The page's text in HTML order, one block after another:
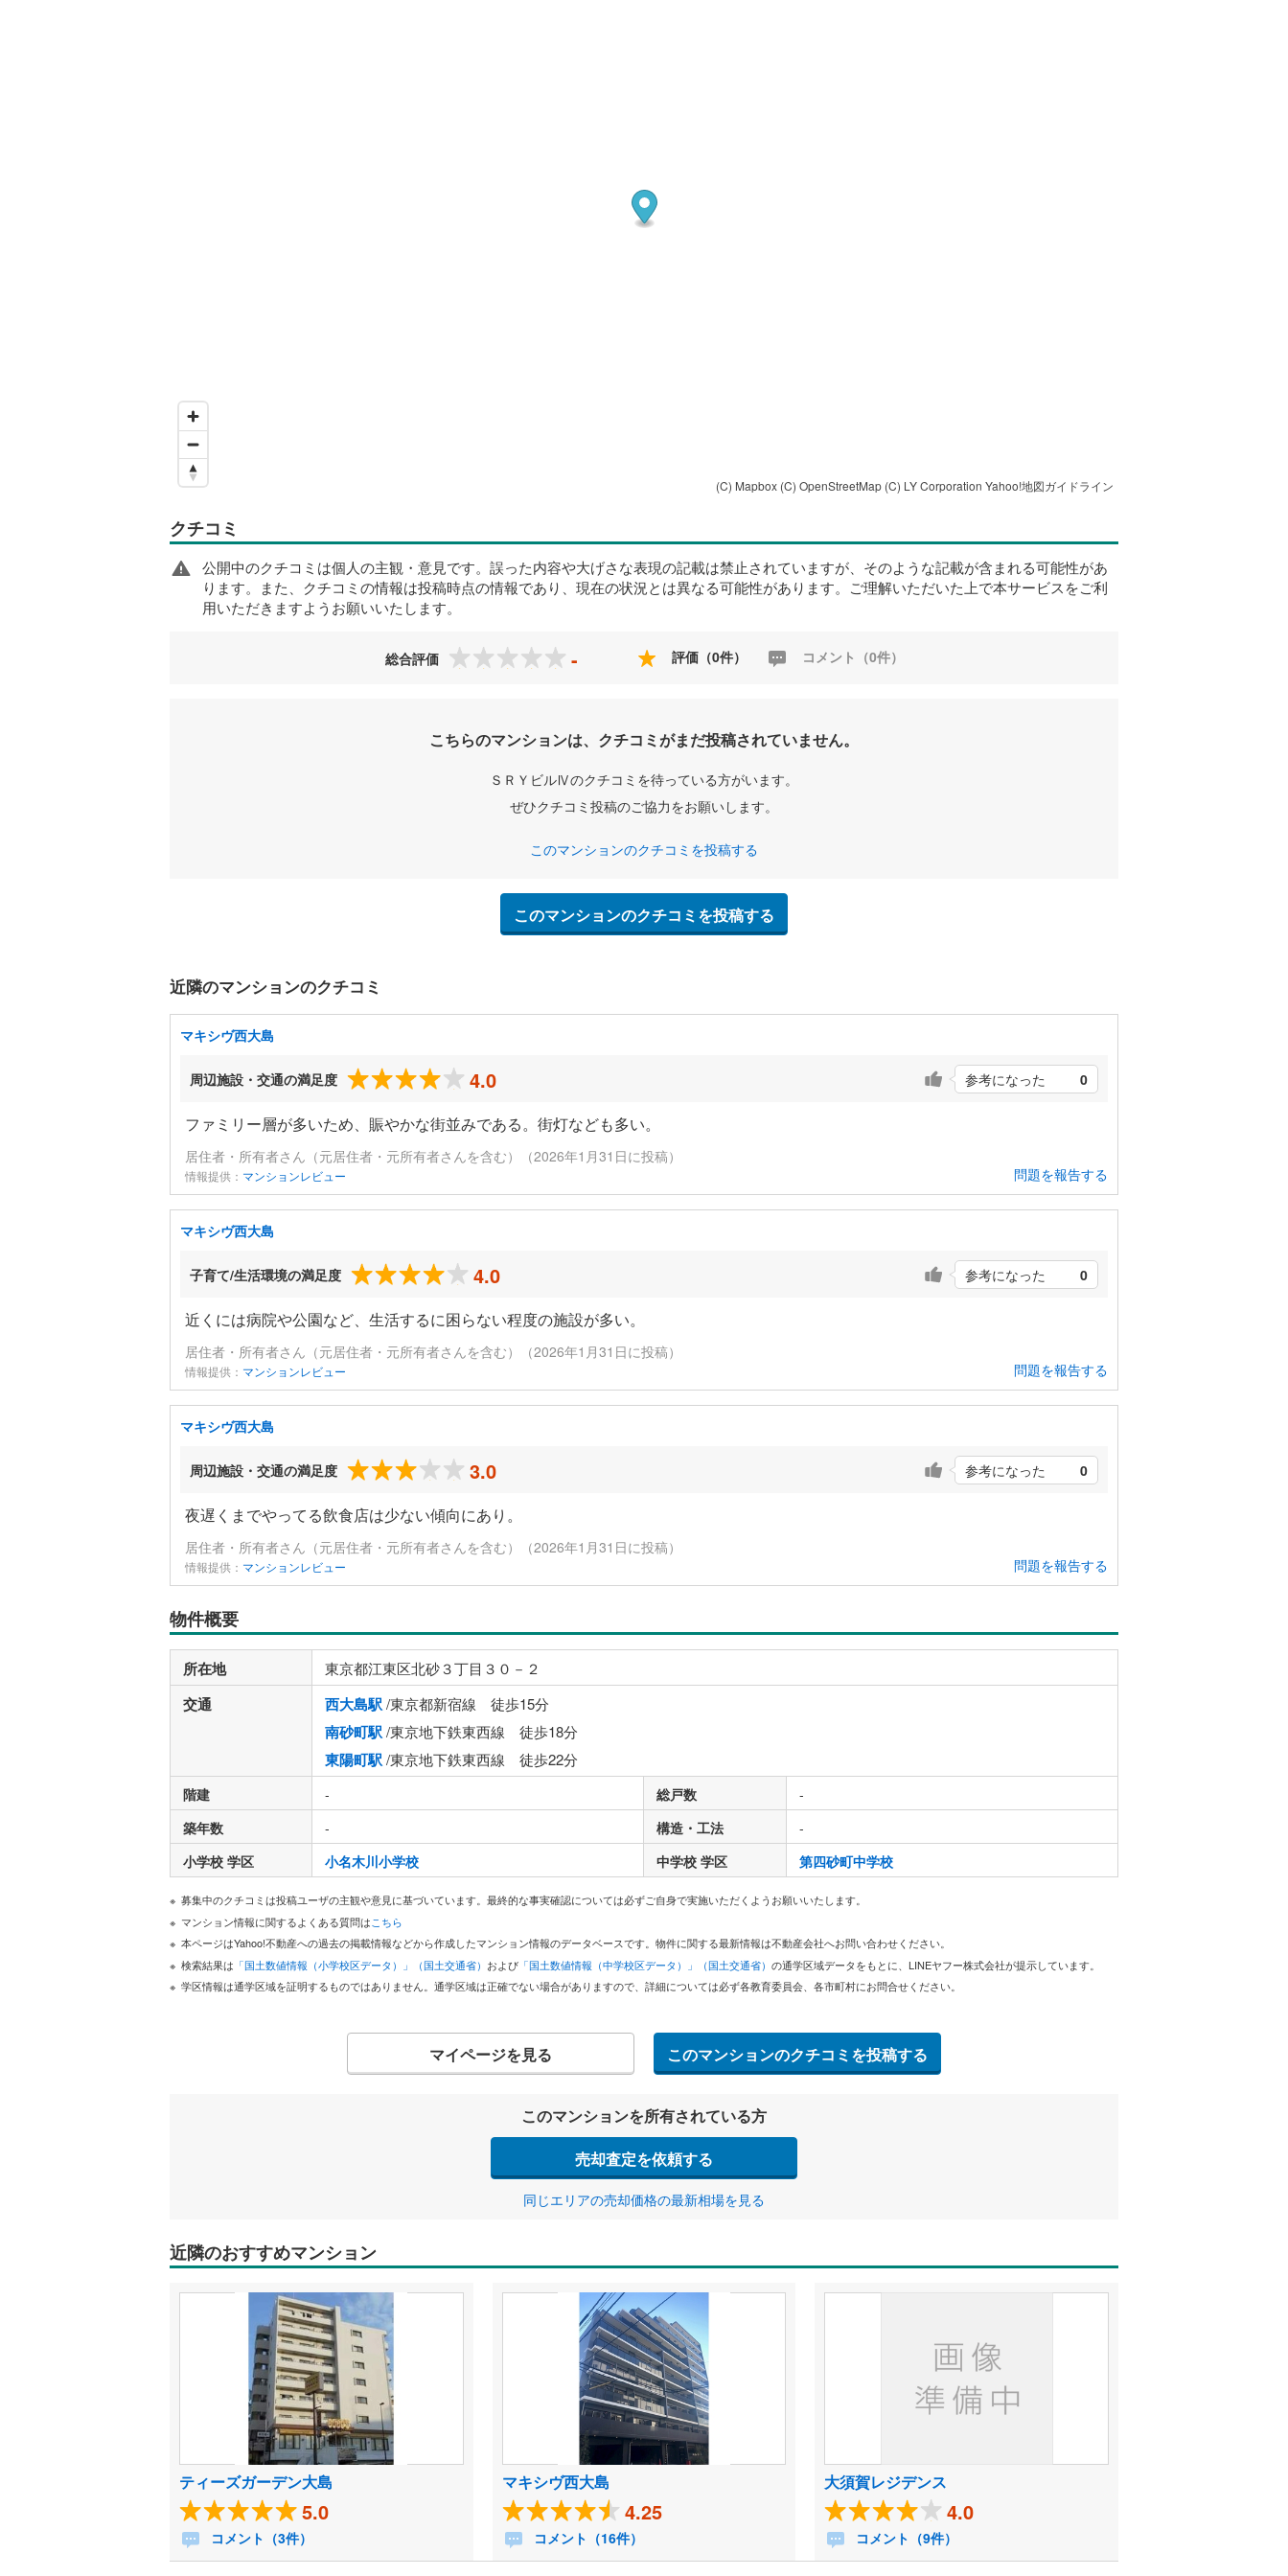
(C) Mapbox (C) OpenStreetMap (C) LY Corporation Yahoo!地図ガイドライン
クチコミ
公開中のクチコミは個人の主観・意見です。誤った内容や大げさな表現の記載は禁止されていますが、そのような記載が含まれる可能性があ
ります。また、クチコミの情報は投稿時点の情報であり、現在の状況とは異なる可能性があります。ご理解いただいた上で本サービスをご利
用いただきますようお願いいたします。
総合評価 - 評価（0件） コメント（0件）
こちらのマンションは、クチコミがまだ投稿されていません。
ＳＲＹビルⅣのクチコミを待っている方がいます。
ぜひクチコミ投稿のご協力をお願いします。
このマンションのクチコミを投稿する
このマンションのクチコミを投稿する
近隣のマンションのクチコミ
マキシヴ西大島
周辺施設・交通の満足度 4.0 参考になった 0
ファミリー層が多いため、賑やかな街並みである。街灯なども多い。
居住者・所有者さん（元居住者・元所有者さんを含む）（2026年1月31日に投稿）
情報提供： マンションレビュー 問題を報告する
マキシヴ西大島
子育て/生活環境の満足度 4.0 参考になった 0
近くには病院や公園など、生活するに困らない程度の施設が多い。
居住者・所有者さん（元居住者・元所有者さんを含む）（2026年1月31日に投稿）
情報提供： マンションレビュー 問題を報告する
マキシヴ西大島
周辺施設・交通の満足度 3.0 参考になった 0
夜遅くまでやってる飲食店は少ない傾向にあり。
居住者・所有者さん（元居住者・元所有者さんを含む）（2026年1月31日に投稿）
情報提供： マンションレビュー 問題を報告する
物件概要
所在地 東京都江東区北砂３丁目３０－２
交通 西大島駅/東京都新宿線 徒歩15分
南砂町駅/東京地下鉄東西線 徒歩18分
東陽町駅/東京地下鉄東西線 徒歩22分
階建 - 総戸数
-
築年数
- 構造・工法
-
小学校 学区
小名木川小学校 中学校 学区 第四砂町中学校
募集中のクチコミは投稿ユーザの主観や意見に基づいています。最終的な事実確認については必ずご自身で実施いただくようお願いいたします。
マンション情報に関するよくある質問はこちら
本ページはYahoo!不動産への過去の掲載情報などから作成したマンション情報のデータベースです。物件に関する最新情報は不動産会社へお問い合わせください。
検索結果は 「国土数値情報（小学校区データ）」（国土交通省） および 「国土数値情報（中学校区データ）」（国土交通省） の通学区域データをもとに、LINEヤフー株式会社が提示しています。
学区情報は通学区域を証明するものではありません。通学区域は正確でない場合がありますので、詳細については必ず各教育委員会、各市町村にお問合せください。
マイページを見る このマンションのクチコミを投稿する
このマンションを所有されている方
売却査定を依頼する
同じエリアの売却価格の最新相場を見る
近隣のおすすめマンション
ティーズガーデン大島
5.0
コメント（3件）
マキシヴ西大島
4.25
コメント（16件）
大須賀レジデンス
4.0
コメント（9件）